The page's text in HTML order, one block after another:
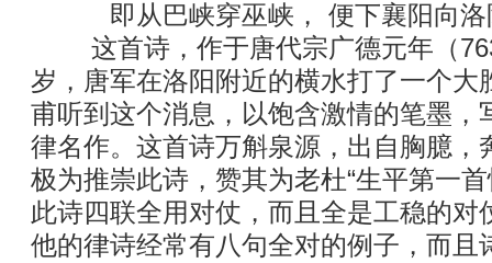
即从巴峡穿巫峡， 便下襄阳向洛
这首诗，作于唐代宗广德元年（
岁，唐军在洛阳附近的横水打了一个大
甫听到这个消息，以饱含激情的笔墨，
律名作。这首诗万斛泉源，出自胸臆，
极为推崇此诗，赞其为老杜“生平第一
此诗四联全用对仗，而且全是工稳的对
他的律诗经常有八句全对的例子，而且